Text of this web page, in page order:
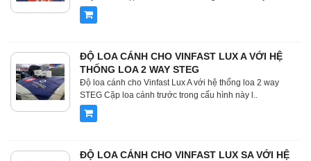
ĐỘ LOA CÁNH CHO VINFAST LUX A VỚI HỆ
THỐNG LOA 2 WAY STEG
Độ loa cánh cho Vinfast Lux A với hệ thống loa 2 way
STEG Cặp loa cánh trước trong cấu hình này l..
ĐỘ LOA CÁNH CHO VINFAST LUX SA VỚI HỆ